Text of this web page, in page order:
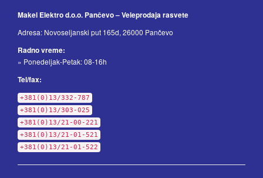
Makel Elektro d.o.o. Pančevo – Veleprodaja rasvete
Adresa: Novoseljanski put 165d, 26000 Pančevo
Radno vreme:
» Ponedeljak-Petak: 08-16h
Tel/fax:
+381(0)13/332-787
+381(0)13/303-025
+381(0)13/21-00-221
+381(0)13/21-01-521
+381(0)13/21-01-522